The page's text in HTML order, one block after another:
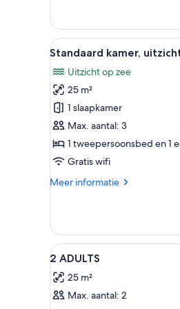
suite
Alle
foto's
voor
Standaard
kamer,
uitzicht
op
zee
Adults)
6
Standaard kamer,
Uitzicht op zee
25 m²
1 slaapkamer
Max. aantal: 3
1 tweepersoonsbed en 1
Gratis wifi
Meer informatie
Meer
kamer,
uitzicht
op
(3
Adults)
Alle
foto's
voor
2
4
2 ADULTS
25 m²
Max. aantal: 2